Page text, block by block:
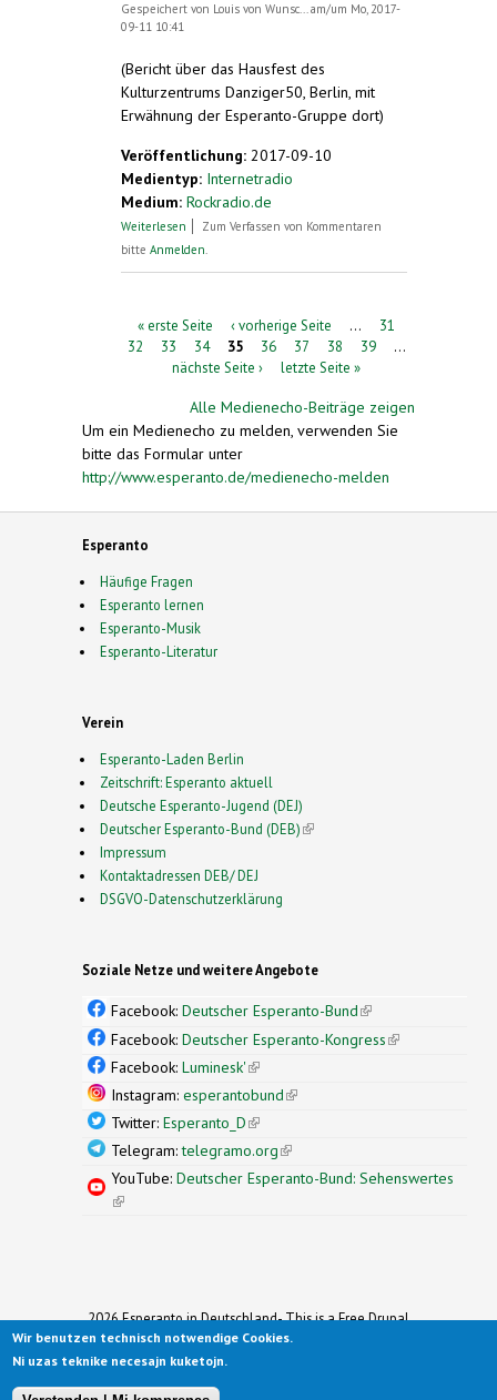
Gespeichert von Louis von Wunsc...am/um Mo, 2017-
09-11 10:41
(Bericht über das Hausfest des
Kulturzentrums Danziger50, Berlin, mit
Erwähnung der Esperanto-Gruppe dort)
Veröffentlichung: 2017-09-10
Medientyp: Internetradio
Medium: Rockradio.de
Weiterlesen über (Radio-Beitrag über Hausfest
Zum Verfassen von Kommentaren
bitte Anmelden.
Seiten« erste Seite ‹ vorherige Seite …
31
32
33 34 35 36 37 38 39
…
nächste Seite ›
letzte Seite »
Alle Medienecho-Beiträge zeigen
Um ein Medienecho zu melden, verwenden Sie
bitte das Formular unter
http://www.esperanto.de/medienecho-melden
Esperanto
Häufige Fragen
Esperanto lernen
Esperanto-Musik
Esperanto-Literatur
Verein
Esperanto-Laden Berlin
Zeitschrift: Esperanto aktuell
Deutsche Esperanto-Jugend (DEJ)
Deutscher Esperanto-Bund (DEB)(link is external)
Impressum
Kontaktadressen DEB/ DEJ
DSGVO-Datenschutzerklärung
Soziale Netze und weitere Angebote
Facebook: Deutscher Esperanto-Bund(link is
external)
Facebook: Deutscher Esperanto-Kongress(link is
Facebook: Luminesk'(link is external)
Instagram: esperantobund(link is external)
Twitter: Esperanto_D(link is external)
Telegram:telegramo.org(link is external)
YouTube: Deutscher Esperanto-Bund: Sehenswertes
(link is external)
2026 Esperanto in Deutschland- This is a Free Drupal
Theme
Ported to Drupal for the Open Source Community by
Wir benutzen technisch notwendige Cookies.
Ni uzas teknike necesajn kuketojn.